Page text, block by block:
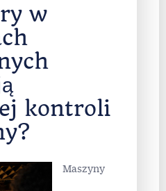
w
kontroli
Maszyny